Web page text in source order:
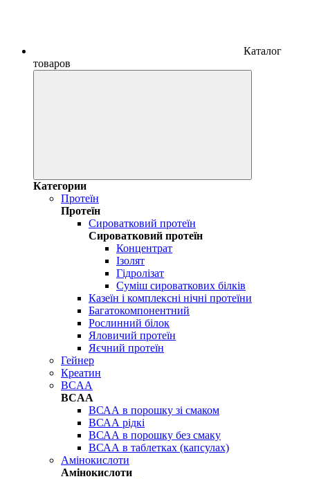
Каталог
товаров
Категории
Протеїн
Протеїн
Сироватковий протеїн
Сироватковий протеїн
Концентрат
Ізолят
Гідролізат
Суміш сироваткових білків
Казеїн і комплексні нічні протеїни
Багатокомпонентний
Рослинний білок
Яловичий протеїн
Яєчний протеїн
Гейнер
Креатин
BCAA
BCAA
ВСАА в порошку зі смаком
ВСАА рідкі
ВСАА в порошку без смаку
ВСАА в таблетках (капсулах)
Амінокислоти
Амінокислоти